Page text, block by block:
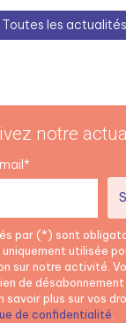
Toutes les actualités
notre
par (*) sont
utilisée
sur notre activité.
de
savoir plus sur vos
de confidentialité.